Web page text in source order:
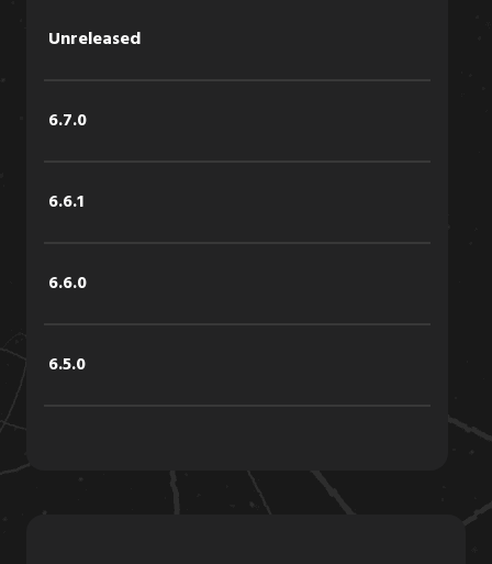
Unreleased
6.7.0
6.6.1
6.6.0
6.5.0